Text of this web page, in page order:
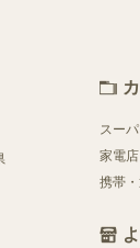
スー
家電店
携帯